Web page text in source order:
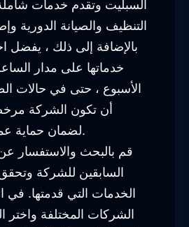
السبليت وتقدم خدمات
التنظيف والصيانة الدورية
بالإضافة إلى ذلك ، يفضل
خدماتها على مدار
الأسبوع ، حتى في حالات
أن تكون الشركة
لضمان حماية عملائها وممتلكاتهم.
قم بالبحث والاستفسار عن
السابقين للشركة
الخدمات التي قدمتها. في
الشركات المختلفة واختر